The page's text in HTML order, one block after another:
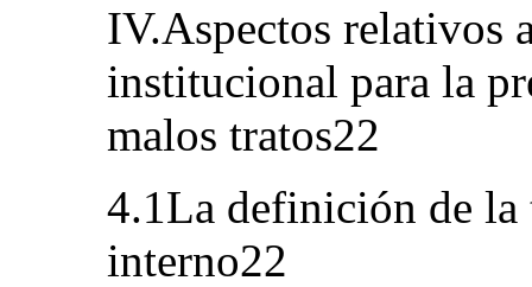
IV.Aspectos relativos
institucional para la
malos tratos22
4.1La definición de la
interno22